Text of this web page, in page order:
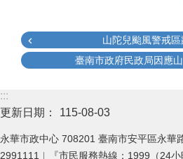
山陀兒颱風警戒
臺南市政府民政局因應山
:::
更新日期：
115-08-03
永華市政中心 708201 臺南市安平區永華
2991111︱『市民服務熱線：1999（24小